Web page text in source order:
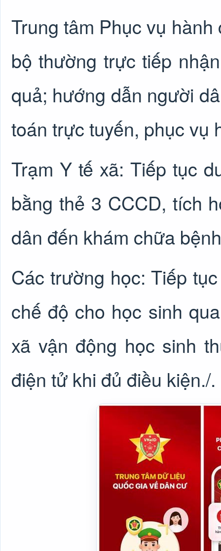
Trung tâm Phục vụ
bộ thường trực tiếp
quả; hướng dẫn người
toán trực tuyến, phục vụ
Trạm Y tế xã: Tiếp tục
bằng thẻ 3 CCCD, tích
dân đến khám chữa
Các trường học: Tiếp
chế độ cho học sinh
xã vận động học sinh
điện tử khi đủ điều kiện./.